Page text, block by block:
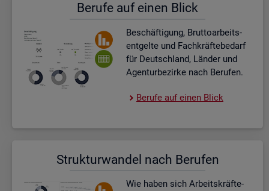
Be­ru­fe auf einen Blick
Be­schäf­ti­gung, Brut­to­ar­beits­
ent­gel­te und Fach­kräf­te­be­darf
für Deutsch­land, Län­der und
Agen­tur­be­zir­ke nach Be­ru­fen.
Be­ru­fe auf einen Blick
Struk­tur­wan­del nach Be­ru­fen
Wie haben sich Ar­beits­kräf­te­